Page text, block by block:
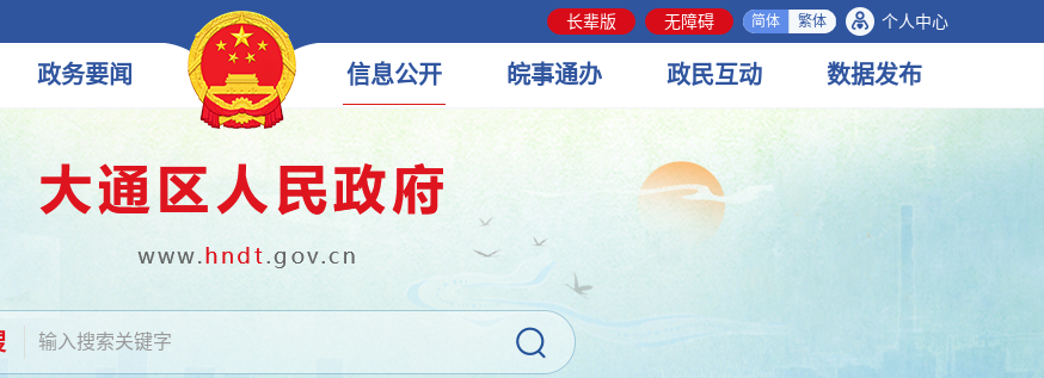
长辈版 无障碍 简体 繁体 个人中心
政务要闻 信息公开 皖事通办 政民互动 数据发布